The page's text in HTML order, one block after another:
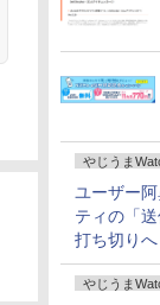
やじうま
ユーザー
ティの「
打ち切りへ
やじうま